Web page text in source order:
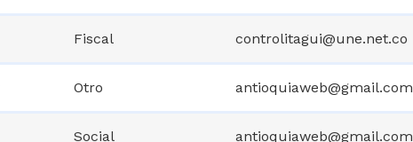
Fiscal controlitagui@une.net.co
Otro antioquiaweb@gmail.com
Social antioquiaweb@gmail.com